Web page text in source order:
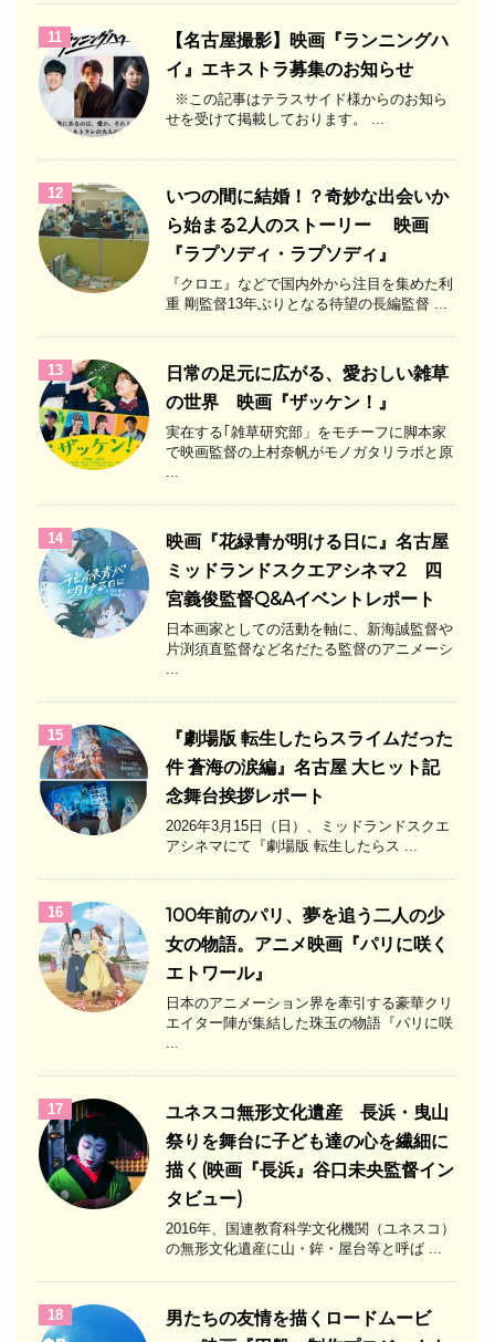
11
【名古屋撮影】映画『ランニングハ
イ』エキストラ募集のお知らせ
※この記事はテラスサイド様からのお知ら
せを受けて掲載しております。 ...
12
いつの間に結婚！？奇妙な出会いか
ら始まる2人のストーリー 映画
『ラプソディ・ラプソディ』
『クロエ』などで国内外から注目を集めた利
重 剛監督13年ぶりとなる待望の長編監督 ...
13
日常の足元に広がる、愛おしい雑草
の世界 映画『ザッケン！』
実在する｢雑草研究部」をモチーフに脚本家
で映画監督の上村奈帆がモノガタリラボと原
14
映画『花緑青が明ける日に』名古屋
ミッドランドスクエアシネマ2 四
宮義俊監督Q&Aイベントレポート
日本画家としての活動を軸に、新海誠監督や
片渕須直監督など名だたる監督のアニメーシ
15
『劇場版 転生したらスライムだった
件 蒼海の涙編』名古屋 大ヒット記
念舞台挨拶レポート
2026年3月15日（日）、ミッドランドスクエ
アシネマにて『劇場版 転生したらス ...
16
100年前のパリ、夢を追う二人の少
女の物語。アニメ映画『パリに咲く
エトワール』
日本のアニメーション界を牽引する豪華クリ
エイター陣が集結した珠玉の物語『パリに咲
17
ユネスコ無形文化遺産 長浜・曳山
祭りを舞台に子ども達の心を繊細に
描く(映画『長浜』谷口未央監督イン
タビュー)
2016年、国連教育科学文化機関（ユネスコ）
の無形文化遺産に山・鉾・屋台等と呼ば ...
18
男たちの友情を描くロードムービ